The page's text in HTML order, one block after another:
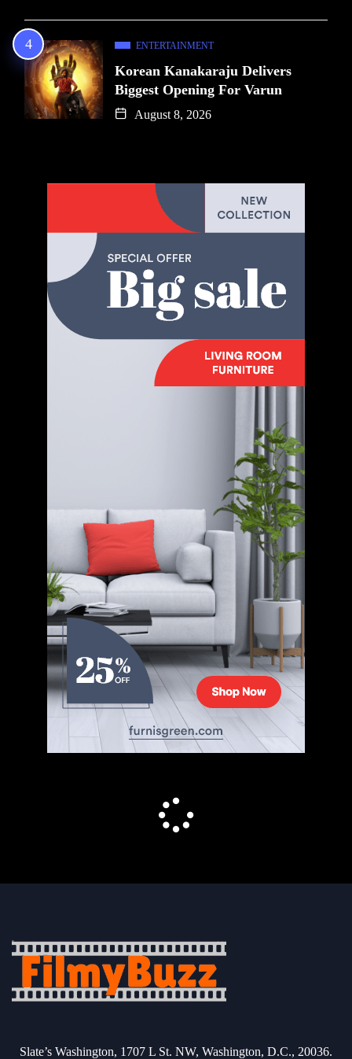
ENTERTAINMENT
Korean Kanakaraju Delivers
Biggest Opening For Varun
August 8, 2026
Slate’s Washington, 1707 L St. NW, Washington, D.C., 20036.